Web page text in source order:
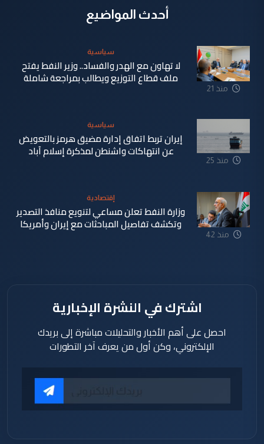
أحدث المواضيع
منذ 21
سياسية
لا تهاون مع الهدر والفساد.. وزير النفط يفتح
ملف قطاع التوزيع ويطالب بمراجعة شاملة
منذ 25
سياسية
إيران تربط اتفاق إدارة مضيق هرمز بالتعويض
عن انتهاكات واشنطن لمذكرة إسلام آباد
منذ 42
إقتصادية
وزارة النفط تعلن مساعي لتنويع منافذ التصدير
وتكشف تفاصيل المباحثات مع إيران وأمريكا
اشترك في النشرة الإخبارية
احصل على أهم الأخبار والتحليلات مباشرة إلى بريدك
الإلكتروني، وكن أول من يعرف آخر التطورات